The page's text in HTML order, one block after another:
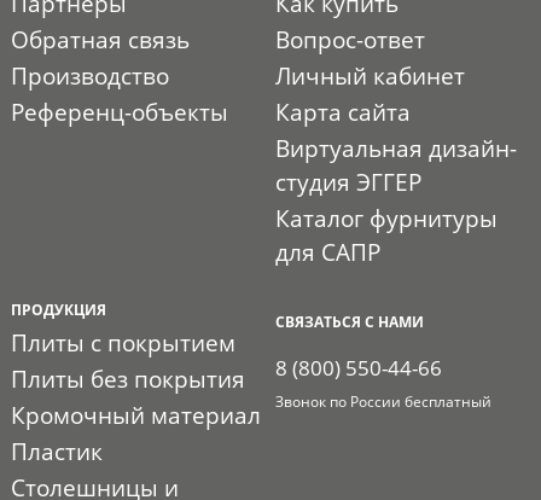
Обратная связь
Производство
Референц-объекты
Вопрос-ответ
Личный кабинет
Карта сайта
Виртуальная дизайн-
студия ЭГГЕР
Каталог фурнитуры
для САПР
ПРОДУКЦИЯ
Плиты с покрытием
Плиты без покрытия
Кромочный материал
Пластик
Столешницы и
СВЯЗАТЬСЯ С НАМИ
8 (800) 550-44-66
Звонок по России бесплатный